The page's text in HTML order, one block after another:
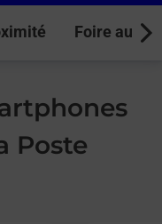
Foire aux
Poste